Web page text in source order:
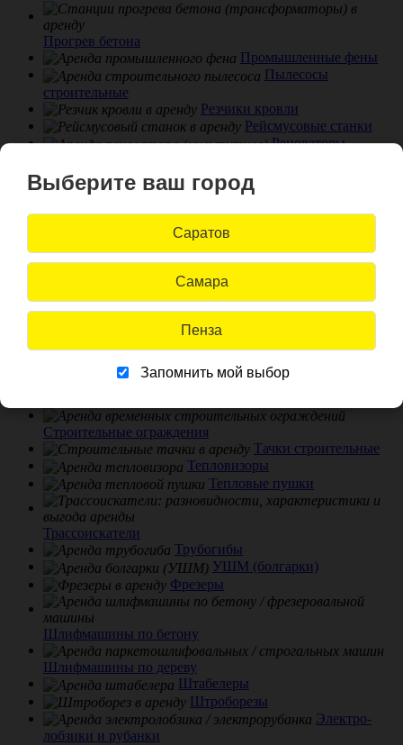
Прогрев бетона
Промышленные фены
Пылесосы
строительные
Резчики кровли
Рейсмусовые станки
Реноваторы
окон
Садовая техника
Сантехнический инструмент
Сварка
оборудование
ледоколы
Станки сверлильные
Степлеры
Строительные ограждения
Тачки строительные
Тепловизоры
Тепловые пушки
Трассоискатели
Трубогибы
УШМ (болгарки)
Фрезеры
Шлифмашины по бетону
Шлифмашины по дереву
Штабелеры
Штроборезы
Электро-
лобзики и рубанки
Выберите ваш город
Саратов
Самара
Пенза
Запомнить мой выбор